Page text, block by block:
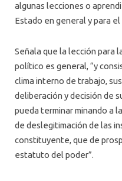
algunas lecciones o
Estado en general y para
Señala que la lección para
político es general, “y
clima interno de trabajo,
deliberación y decisión de
pueda terminar minando a
de deslegitimación de las
constituyente, que de
estatuto del poder”.